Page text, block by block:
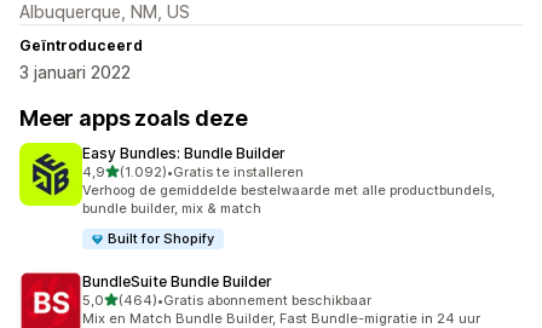
Albuquerque, NM, US
Geïntroduceerd
3 januari 2022
Meer apps zoals deze
Easy Bundles: Bundle Builder
4,9van 5 sterren
(1.092)
1092 recensies in totaal
•Gratis te installeren
Verhoog de gemiddelde bestelwaarde met alle productbundels,
bundle builder, mix & match
Built for Shopify
BundleSuite Bundle Builder
5,0van 5 sterren
(464)
464 recensies in totaal
•Gratis abonnement beschikbaar
Mix en Match Bundle Builder, Fast Bundle-migratie in 24 uur